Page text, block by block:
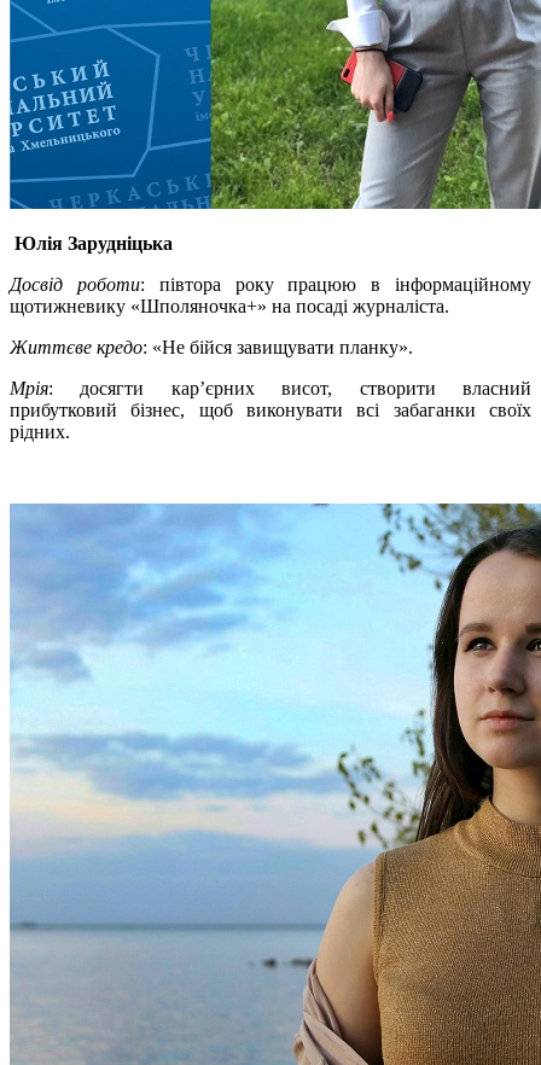
Юлія Зарудніцька
Досвід роботи: півтора року працюю в інформаційному
щотижневику «Шполяночка+» на посаді журналіста.
Життєве кредо: «Не бійся завищувати планку».
Мрія: досягти кар’єрних висот, створити власний
прибутковий бізнес, щоб виконувати всі забаганки своїх
рідних.